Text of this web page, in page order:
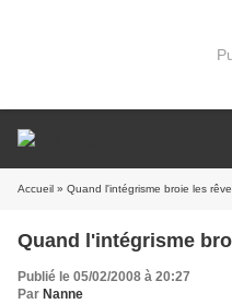
Accueil » Quand l'intégrisme broie les
Quand l'intégrisme
Publié le 05/02/2008 à 20:27
Par Nanne